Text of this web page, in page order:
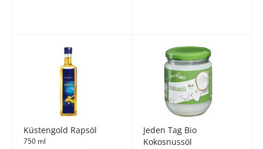
Küstengold Rapsöl
750 ml
Jeden Tag Bio
Kokosnussöl